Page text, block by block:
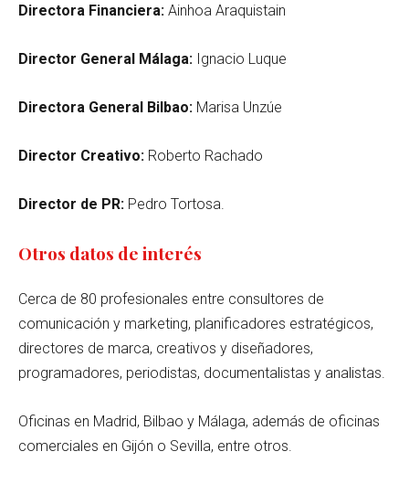
Directora Financiera: Ainhoa Araquistain
Director General Málaga: Ignacio Luque
Directora General Bilbao: Marisa Unzúe
Director Creativo: Roberto Rachado
Director de PR: Pedro Tortosa.
Otros datos de interés
Cerca de 80 profesionales entre consultores de
comunicación y marketing, planificadores estratégicos,
directores de marca, creativos y diseñadores,
programadores, periodistas, documentalistas y analistas.
Oficinas en Madrid, Bilbao y Málaga, además de oficinas
comerciales en Gijón o Sevilla, entre otros.